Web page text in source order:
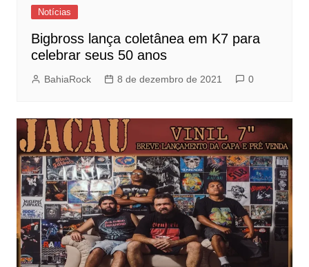
Notícias
Bigbross lança coletânea em K7 para
celebrar seus 50 anos
BahiaRock 8 de dezembro de 2021 0